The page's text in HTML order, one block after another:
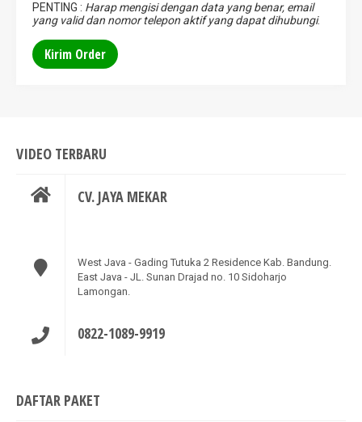
PENTING : Harap mengisi dengan data yang benar, email
yang valid dan nomor telepon aktif yang dapat dihubungi.
VIDEO TERBARU
CV. JAYA MEKAR
West Java - Gading Tutuka 2 Residence Kab. Bandung.
East Java - JL. Sunan Drajad no. 10 Sidoharjo
Lamongan.
0822-1089-9919
DAFTAR PAKET